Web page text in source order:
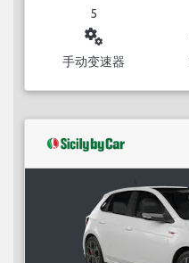
5
miscellaneous_services
手动变速器